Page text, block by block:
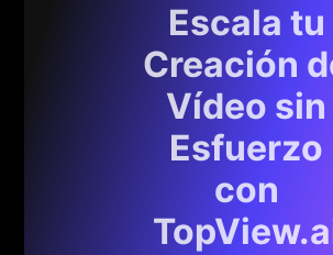
Escala tu
Creación
Vídeo sin
Esfuerzo
con